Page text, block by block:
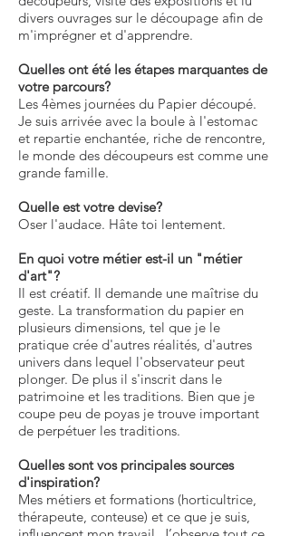
divers ouvrages sur le découpage afin de
m'imprégner et d'apprendre.
Quelles ont été les étapes marquantes de
votre parcours?
Les 4èmes journées du Papier découpé.
Je suis arrivée avec la boule à l'estomac
et repartie enchantée, riche de rencontre,
le monde des découpeurs est comme une
grande famille.
Quelle est votre devise?
Oser l'audace. Hâte toi lentement.
En quoi votre métier est-il un "métier
d'art"?
Il est créatif. Il demande une maîtrise du
geste. La transformation du papier en
plusieurs dimensions, tel que je le
pratique crée d'autres réalités, d'autres
univers dans lequel l'observateur peut
plonger. De plus il s'inscrit dans le
patrimoine et les traditions. Bien que je
coupe peu de poyas je trouve important
de perpétuer les traditions.
Quelles sont vos principales sources
d'inspiration?
Mes métiers et formations (horticultrice,
thérapeute, conteuse) et ce que je suis,